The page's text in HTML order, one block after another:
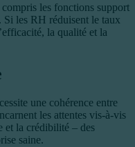
les fonctions support
les RH réduisent le taux
la qualité et la
une cohérence entre
les attentes vis-à-vis
et la crédibilité – des
saine.